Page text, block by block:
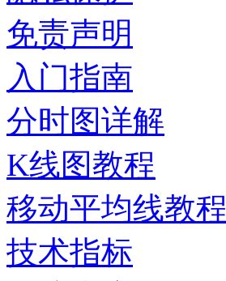
免责声明
入门指南
分时图详解
K线图教程
移动平均线教程
技术指标